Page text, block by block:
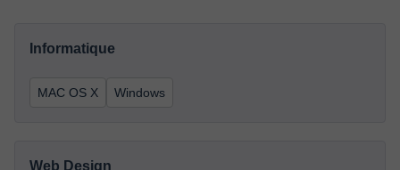
Informatique
MAC OS X Windows
Web Design